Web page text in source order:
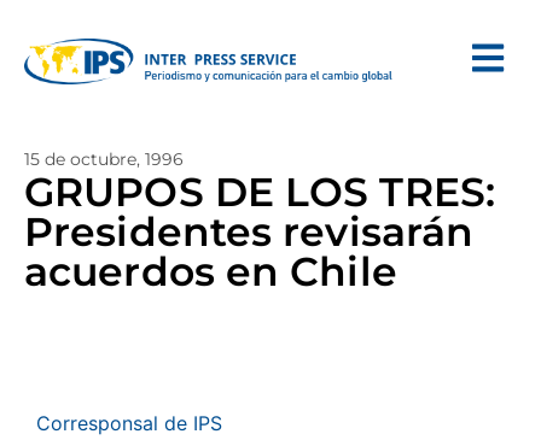
15 de octubre, 1996
GRUPOS DE LOS TRES:
Presidentes revisarán
acuerdos en Chile
Corresponsal de IPS